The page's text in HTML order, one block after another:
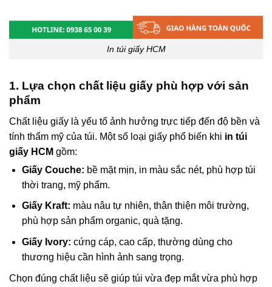
In túi giấy HCM
1. Lựa chọn chất liệu giấy phù hợp với sản
phẩm
Chất liệu giấy là yếu tố ảnh hưởng trực tiếp đến độ bền và
tính thẩm mỹ của túi. Một số loại giấy phổ biến khi in túi
giấy HCM gồm:
Giấy Couche: bề mặt mịn, in màu sắc nét, phù hợp túi
thời trang, mỹ phẩm.
Giấy Kraft: màu nâu tự nhiên, thân thiện môi trường,
phù hợp sản phẩm organic, quà tặng.
Giấy Ivory: cứng cáp, cao cấp, thường dùng cho
thương hiệu cần hình ảnh sang trọng.
Chọn đúng chất liệu sẽ giúp túi vừa đẹp mắt vừa phù hợp